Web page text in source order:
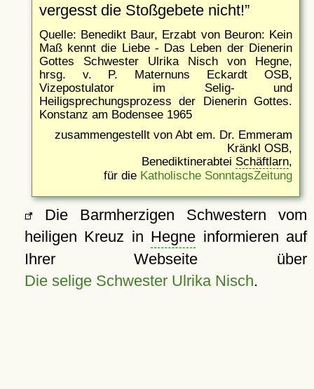
vergesst die Stoßgebete nicht!
Quelle: Benedikt Baur, Erzabt von Beuron: Kein
Maß kennt die Liebe - Das Leben der Dienerin
Gottes Schwester Ulrika Nisch von Hegne,
hrsg. v. P. Maternuns Eckardt OSB,
Vizepostulator im Selig- und
Heiligsprechungsprozess der Dienerin Gottes.
Konstanz am Bodensee 1965
zusammengestellt von Abt em. Dr. Emmeram
Kränkl OSB,
Benediktinerabtei Schäftlarn,
für die Katholische SonntagsZeitung
Die Barmherzigen Schwestern vom
heiligen Kreuz in Hegne informieren auf
Ihrer Webseite über
Die selige Schwester Ulrika Nisch.